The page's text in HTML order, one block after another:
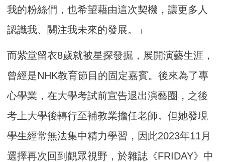
我的粉絲們，也希望藉由這次契機，讓更多人
認識我、關注我未來的發展。」
而紫堂留衣8歲就被星探發掘，展開演藝生涯，
曾經是NHK教育節目的固定嘉賓。後來為了專
心學業，在大學考試前宣告退出演藝圈，之後
考上大學後轉行至補教業擔任老師。但她發現
學生經常無法集中精力學習，因此2023年11月
選擇再次回到觀眾視野，於雜誌《FRIDAY》中